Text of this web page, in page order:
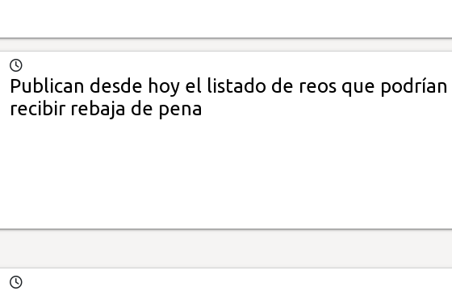
Publican desde hoy el listado de reos que podrían
recibir rebaja de pena